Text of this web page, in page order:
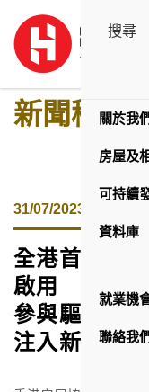
新聞稿
31/07/2023
全港首個房
啟用
參與驅動北
注入新動力
關於我
房屋及
可持續
資料庫
就業機
聯絡我